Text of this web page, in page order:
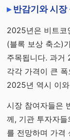
반감기와 시장
2025년은 비트코
(블록 보상 축소)
주목됩니다. 과거
각각 가격이 큰
2025년 역시 이
시장 참여자들은
께, 기관 투자자
를 전망하며 가격